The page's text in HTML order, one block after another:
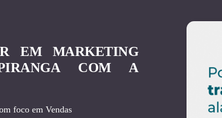
EM MARKETING
COM A
foco em Vendas